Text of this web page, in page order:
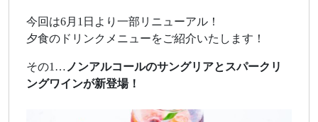
今回は6月1日より一部リニューアル！
夕食のドリンクメニューをご紹介いたします！
その1… ノンアルコールのサングリアとスパークリ
ングワインが新登場！